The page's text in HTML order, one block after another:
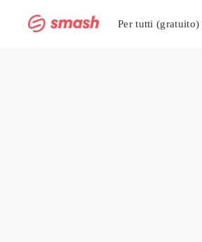
Per tutti (gratuito)